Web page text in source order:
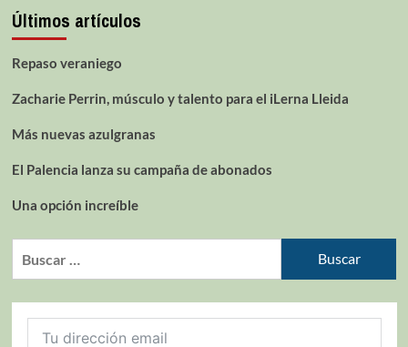
Últimos artículos
Repaso veraniego
Zacharie Perrin, músculo y talento para el iLerna Lleida
Más nuevas azulgranas
El Palencia lanza su campaña de abonados
Una opción increíble